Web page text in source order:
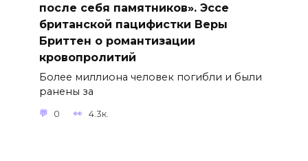
после себя памятников». Эссе
британской пацифистки Веры
Бриттен о романтизации
кровопролитий
Более миллиона человек погибли и были
ранены за
0 4.3к.